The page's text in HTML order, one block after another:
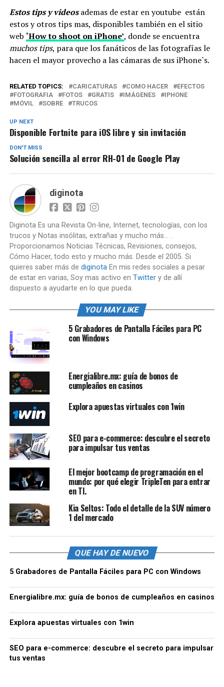
Estos tips y videosademas de estar en youtube están
estos y otros tips mas, disponibles también en el sitio
web ‘How to shoot on iPhone’, donde se encuentra
muchos tips, para que los fanáticos de las fotografías le
hacen el mayor provecho a las cámaras de sus iPhone`s.
RELATED TOPICS: CARICATURAS COMO HACER
EFECTOS
FOTOGRAFIA
FOTOS GRATIS IMÁGENES
IPHONE
MÓVIL
SOBRE TRUCOS
UP NEXT
Disponible Fortnite para iOS libre y sin invitación
DON'T MISS
Solución sencilla al error RH-01 de Google Play
diginota
Diginota Es una Revista On-line, Internet, tecnologías, con los
trucos y Notas insólitas, extrañas y mucho más... .
Proporcionamos Noticias Técnicas, Revisiones, consejos,
Cómo Hacer, todo esto y mucho más. Desde el 2005. Si
quieres saber más de diginotaEn mis redes sociales a pesar
de estar en varias, Soy mas activo en Twittery de allí
dispuesto a ayudarte en lo que pueda.
YOU MAY LIKE
5 Grabadores de Pantalla Fáciles para PC
con Windows
Energialibre.mx: guía de bonos de
cumpleaños en casinos
Explora apuestas virtuales con 1win
SEO para e-commerce: descubre el secreto
para impulsar tus ventas
El mejor bootcamp de programación en el
mundo: por qué elegir TripleTen para entrar
en TI.
Kia Seltos: Todo el detalle de la SUV número
1 del mercado
QUE HAY DE NUEVO
5 Grabadores de Pantalla Fáciles para PC con Windows
Energialibre.mx: guía de bonos de cumpleaños en casinos
Explora apuestas virtuales con 1win
SEO para e-commerce: descubre el secreto para impulsar
tus ventas